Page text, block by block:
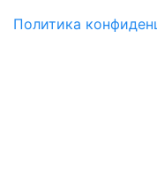
Политика